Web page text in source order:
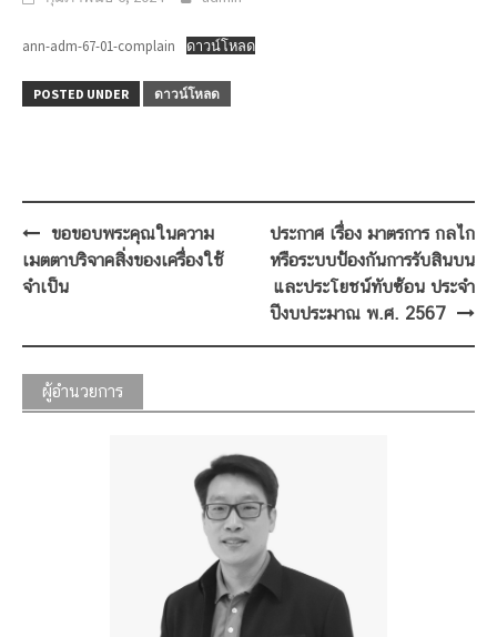
ann-adm-67-01-complain ดาวน์โหลด
POSTED UNDER ดาวน์โหลด
Post
navigation
ขอขอบพระคุณในความ
เมตตาบริจาคสิ่งของเครื่องใช้
จำเป็น
ประกาศ เรื่อง มาตรการ กลไก
หรือระบบป้องกันการรับสินบน
และประโยชน์ทับซ้อน ประจำ
ปีงบประมาณ พ.ศ. 2567
ผู้อำนวยการ